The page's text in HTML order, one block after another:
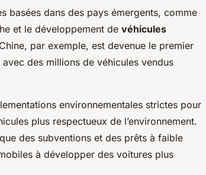
basées dans des pays émergents, comme
et le développement de véhicules
par exemple, est devenue le premier
des millions de véhicules vendus
environnementales strictes pour
plus respectueux de l’environnement.
des subventions et des prêts à faible
à développer des voitures plus